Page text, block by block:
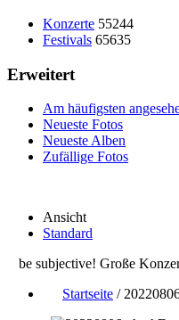
Konzerte 55244
Festivals 65635
Erweitert
Am häufigsten
Neueste Fotos
Neueste Alben
Zufällige Fotos
Ansicht
Standard
be subjective! Große
Startseite /